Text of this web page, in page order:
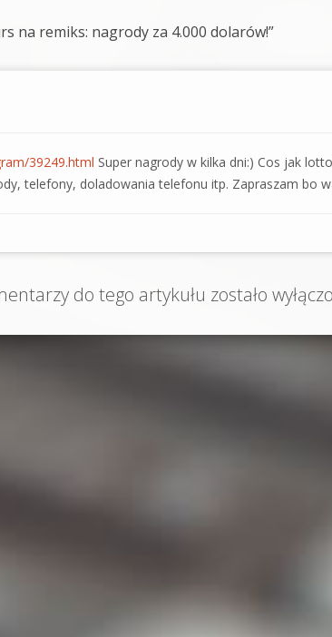
na remiks: nagrody za 4.000 dolarów!”
39249.html Super nagrody w kilka dni:) Cos jak
telefony, doladowania telefonu itp. Zapraszam bo
do tego artykułu zostało